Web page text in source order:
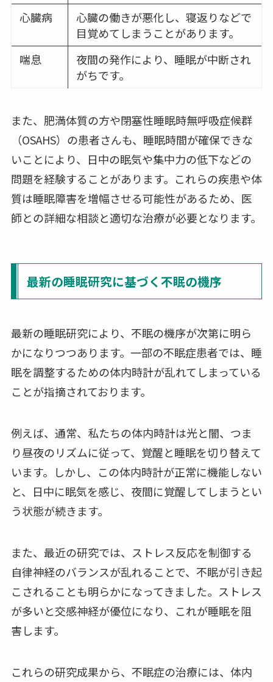
心臓病
心臓の働きが悪化し、寝返りなどで
目覚めてしまうことがあります。
喘息
夜間の発作により、睡眠が中断され
がちです。
また、肥満体質の方や閉塞性睡眠時無呼吸症候群
（OSAHS）の患者さんも、睡眠時間が確保できな
いことにより、日中の眠気や集中力の低下などの
問題を経験することがあります。これらの疾患や体
質は睡眠障害を増幅させる可能性があるため、医
師との詳細な相談と適切な治療が必要となります。
最新の睡眠研究に基づく不眠の機序
最新の睡眠研究により、不眠の機序が次第に明ら
かになりつつあります。一部の不眠症患者では、睡
眠を調整するための体内時計が乱れてしまっている
ことが指摘されております。
例えば、通常、私たちの体内時計は光と闇、つま
り昼夜のリズムに従って、覚醒と睡眠を切り替えて
います。しかし、この体内時計が正常に機能しない
と、日中に眠気を感じ、夜間に覚醒してしまうとい
う状態が続きます。
また、最近の研究では、ストレス反応を制御する
自律神経のバランスが乱れることで、不眠が引き起
こされることも明らかになってきました。ストレス
が多いと交感神経が優位になり、これが睡眠を阻
害します。
これらの研究成果から、不眠症の治療には、体内